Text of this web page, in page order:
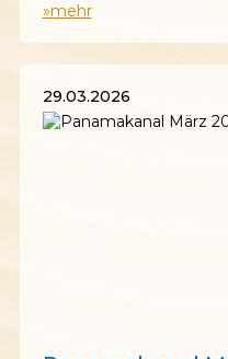
»mehr
29.03.2026